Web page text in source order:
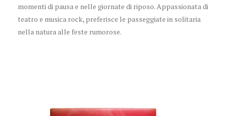
momenti di pausa e nelle giornate di riposo. Appassionata di
teatro e musica rock, preferisce le passeggiate in solitaria
nella natura alle feste rumorose.